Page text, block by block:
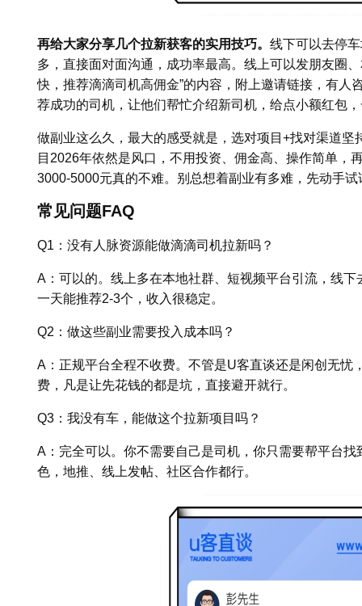
再给大家分享几个拉新获客的实用技巧。 线下可以去停
多，直接面对面沟通，成功率最高。线上可以发朋友圈
快，推荐滴滴司机高佣金”的内容，附上邀请链接，有人
荐成功的司机，让他们帮忙介绍新司机，给点小额红包
做副业这么久，最大的感受就是，选对项目+找对渠道
目2026年依然是风口，不用投资、佣金高、操作简单，
3000-5000元真的不难。别总想着副业有多难，先动手
常见问题FAQ
Q1：没有人脉资源能做滴滴司机拉新吗？
A：可以的。线上多在本地社群、短视频平台引流，线
一天能推荐2-3个，收入很稳定。
Q2：做这些副业需要投入成本吗？
A：正规平台全程不收费。不管是U客直谈还是闲创无忧
费，凡是让先花钱的都是坑，直接避开就行。
Q3：我没有车，能做这个拉新项目吗？
A：完全可以。你不需要自己是司机，你只需要帮平台
色，地推、线上发帖、社区合作都行。